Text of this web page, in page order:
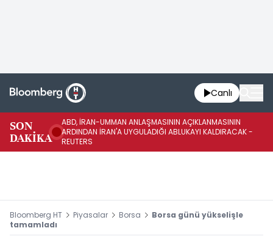
Canlı
SON
DAKİKA
ABD, İRAN-UMMAN ANLAŞMASININ AÇIKLANMASININ
ARDINDAN İRAN'A UYGULADIĞI ABLUKAYI KALDIRACAK -
REUTERS
Bloomberg HT Piyasalar Borsa
Borsa günü yükselişle
tamamladı